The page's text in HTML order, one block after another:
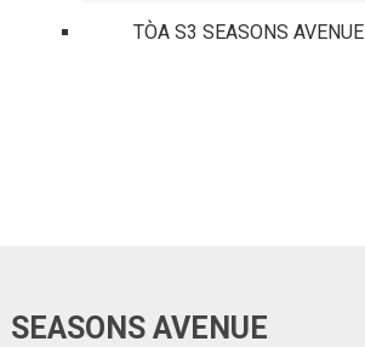
TÒA S3 SEASONS AVENUE
SEASONS AVENUE